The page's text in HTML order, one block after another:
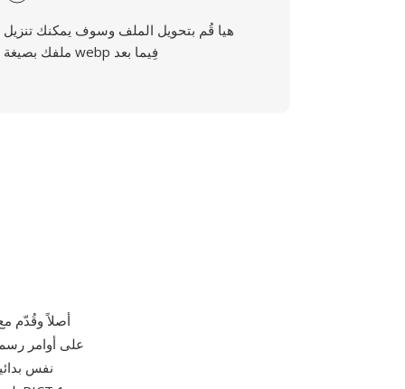
هيا قُم بتحويل الملف وسوف يمكنك تنزيل
ملفك بصيغة webp فِيما بعد